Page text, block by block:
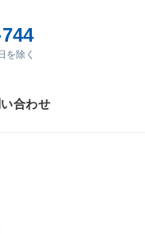
除く
合わせ